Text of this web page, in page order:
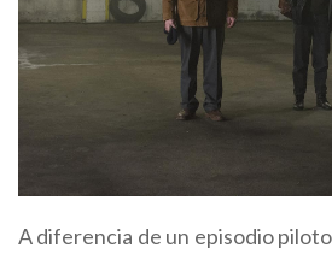
A diferencia de un episodio